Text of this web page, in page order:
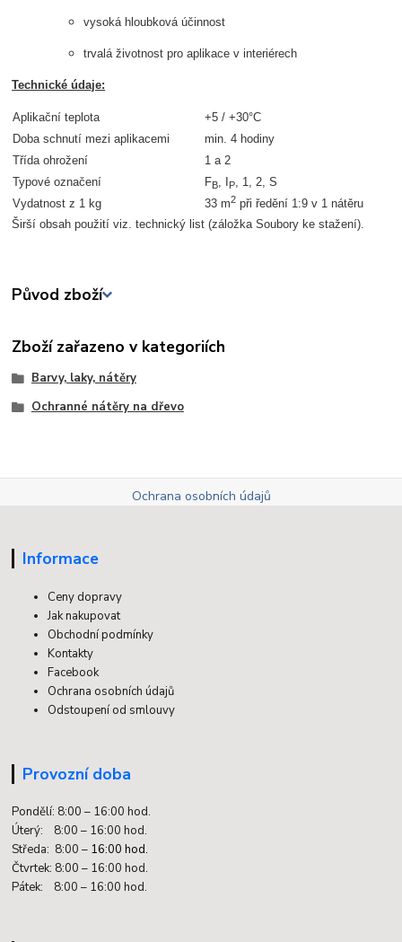
vysoká hloubková účinnost
trvalá životnost pro aplikace v interiérech
Technické údaje:
Aplikační teplota
+5 / +30°C
Doba schnutí mezi aplikacemi
min. 4 hodiny
Třída ohrožení
1 a 2
Typové označení
FB, I P, 1, 2, S
Vydatnost z 1 kg
33 m2 při ředění 1:9 v 1 nátěru
Širší obsah použití viz. technický list (záložka Soubory ke stažení).
Původ zboží
Zboží zařazeno v kategoriích
Barvy, laky, nátěry
Ochranné nátěry na dřevo
Ochrana osobních údajů
Informace
Ceny dopravy
Jak nakupovat
Obchodní podmínky
Kontakty
Facebook
Ochrana osobních údajů
Odstoupení od smlouvy
Provozní doba
Pondělí: 8:00 – 16:00 hod.
Úterý: 8:00 – 16:00 hod.
Středa: 8:00 – 16:00 hod.
Čtvrtek: 8:00 – 16:00 hod.
Pátek: 8:00 – 16:00 hod.